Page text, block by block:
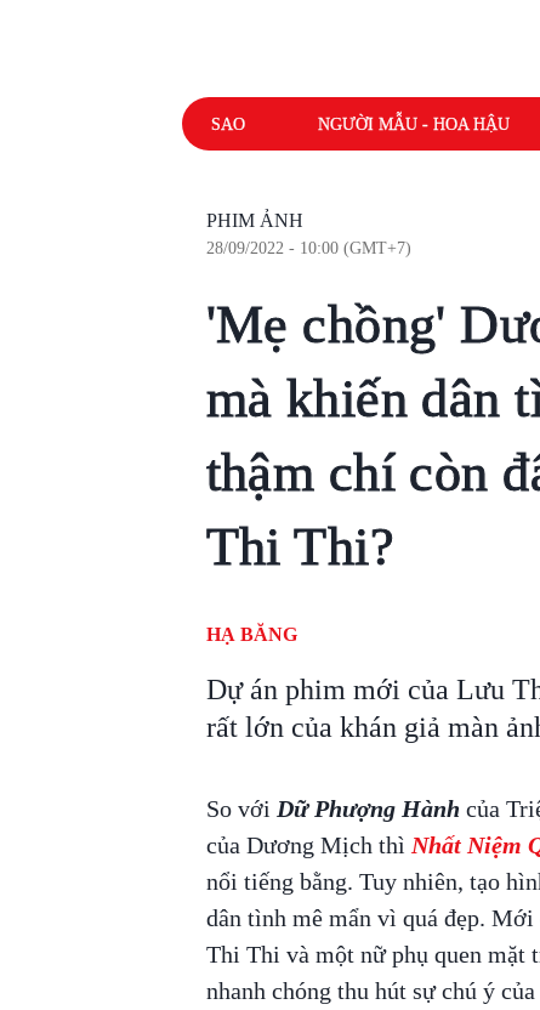
SAO NGƯỜI MẪU - HOA HẬU
PHIM ẢNH
28/09/2022 - 10:00 (GMT+7)
'Mẹ chồng'
mà khiến dân
thậm chí còn
Thi Thi?
HẠ BĂNG
Dự án phim mới của Lưu
rất lớn của khán giả màn
So với Dữ Phượng Hành của
của Dương Mịch thì Nhất Niệm
nổi tiếng bằng. Tuy nhiên, tạo
dân tình mê mẩn vì quá đẹp.
Thi Thi và một nữ phụ quen mặt
nhanh chóng thu hút sự chú ý